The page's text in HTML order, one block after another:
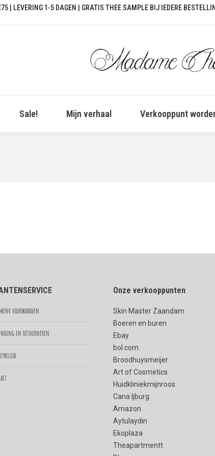
| LEVERING 1-5 DAGEN | GRATIS THEE SAMPLE BIJ IEDERE
Sale! Mijn verhaal Verkooppunt
voorwaarden
en retourneren
Onze verkooppunten
Skin Master Zaandam
Boeren en buren
Ebay
bol.com
Broodhuysmeijer
Art of Cosmetics
Huidkliniekmijnroos
Cana Ijburg
Amazon
Aytulaydin
Ekoplaza
Theapartmentt